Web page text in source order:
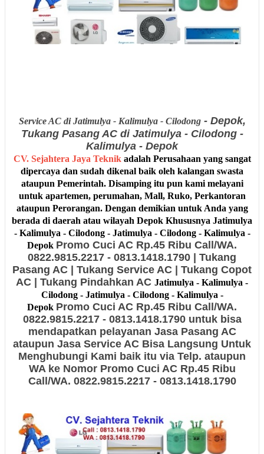
Service AC di Jatimulya - Kalimulya - Cilodong- Depok,
Tukang Pasang AC di Jatimulya - Cilodong -
Kalimulya - Depok
CV. Sejahtera Jaya Teknik adalah Perusahaan yang sangat
dipercaya dan sudah dikenal baik oleh kalangan swasta
ataupun Pemerintah. Disamping itu pun kami melayani
untuk apartemen, perumahan, Mall, Ruko, Perkantoran
ataupun Perorangan. Dengan demikian untuk Anda yang
berada di daerah atau wilayah Depok Khususnya Jatimulya
- Kalimulya - Cilodong - Jatimulya - Cilodong - Kalimulya -
Depok Promo Cuci AC Rp.45 Ribu Call/WA.
0822.9815.2217 - 0813.1418.1790 | Tukang
Pasang AC | Tukang Service AC | Tukang Copot
AC | Tukang Pindahkan AC Jatimulya - Kalimulya -
Cilodong - Jatimulya - Cilodong - Kalimulya -
Depok Promo Cuci AC Rp.45 Ribu Call/WA.
0822.9815.2217 - 0813.1418.1790 untuk bisa
mendapatkan pelayanan Jasa Pasang AC
ataupun Jasa Service AC Bisa Langsung Untuk
Menghubungi Kami baik itu via Telp. ataupun
WA ke Nomor Promo Cuci AC Rp.45 Ribu
Call/WA. 0822.9815.2217 - 0813.1418.1790